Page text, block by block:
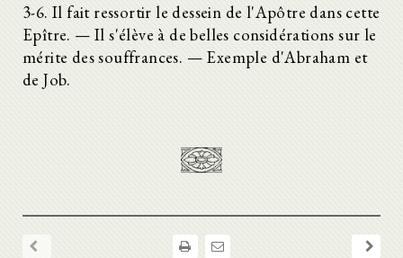
3-6. Il fait ressortir le dessein de l'Apôtre dans cette
Epître. — Il s'élève à de belles considérations sur le
mérite des souffrances. — Exemple d'Abraham et
de Job.